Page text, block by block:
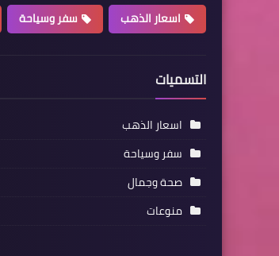
اسعار الذهب سفر وسياحة
التسميات
اسعار الذهب
سفر وسياحة
صحة وجمال
منوعات